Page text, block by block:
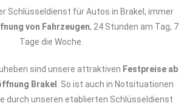
Schlüsseldienst für Autos in Brakel, immer
von Fahrzeugen, 24 Stunden am Tag, 7
Tage die Woche.
sind unsere attraktiven Festpreise ab
Brakel
. So ist auch in Notsituationen
durch unseren etablierten Schlüsseldienst